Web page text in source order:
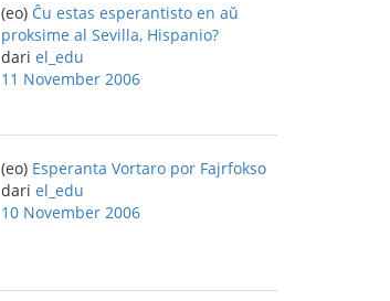
(eo) Ĉu estas esperantisto en aŭ
proksime al Sevilla, Hispanio?
dari el_edu
11 November 2006
(eo) Esperanta Vortaro por Fajrfokso
dari el_edu
10 November 2006